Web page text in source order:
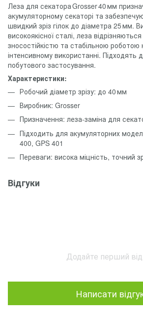
Леза для секатора Grosser 40 мм
акумуляторному секаторі та
швидкий зріз гілок до діаметра 25 мм.
високоякісної сталі, леза
зносостійкістю та стабільною роботою
інтенсивному використанні. Підходять
побутового застосування.
Характеристики:
Робочий діаметр зрізу: до 40 мм
Виробник: Grosser
Призначення: леза‑заміна для
Підходить для акумуляторних
400, GPS 401
Переваги: висока міцність, точний
Відгуки
Додайте перший
Написати